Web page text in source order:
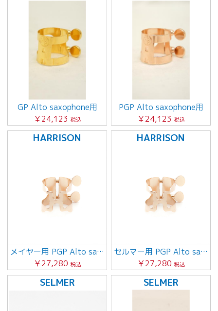
GP Alto saxophone用
￥24,123 税込
PGP Alto saxophone用
￥24,123 税込
HARRISON
メイヤー用 PGP Alto saxophone
￥27,280 税込
HARRISON
セルマー用 PGP Alto saxophone
￥27,280 税込
SELMER SELMER